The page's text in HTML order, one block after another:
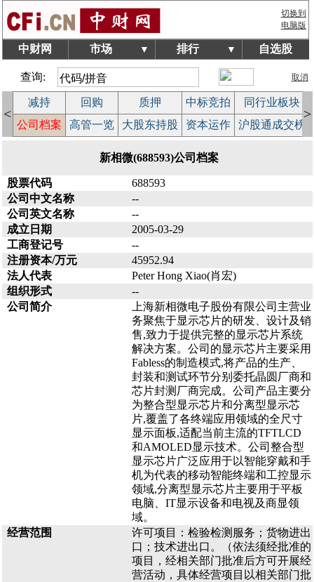
切换到
电脑版
中财网 市场 ▼ 排行 ▼ 自选股
查询: 取消
<
减持 回购 质押 中标竞拍
同行业板块
公司档案 高管一览 大股东持股 资本运作 沪股通成交榜
>
新相微(688593)公司档案
股票代码
688593
公司中文名称
--
公司英文名称
--
成立日期
2005-03-29
工商登记号
--
注册资本/万元
45952.94
法人代表
Peter Hong Xiao(肖宏)
组织形式
--
公司简介
上海新相微电子股份有限公司主营业
务聚焦于显示芯片的研发、设计及销
售,致力于提供完整的显示芯片系统
解决方案。公司的显示芯片主要采用
Fabless的制造模式,将产品的生产、
封装和测试环节分别委托晶圆厂商和
芯片封测厂商完成。公司产品主要分
为整合型显示芯片和分离型显示芯
片,覆盖了各终端应用领域的全尺寸
显示面板,适配当前主流的TFTLCD
和AMOLED显示技术。公司整合型
显示芯片广泛应用于以智能穿戴和手
机为代表的移动智能终端和工控显示
领域,分离型显示芯片主要用于平板
电脑、IT显示设备和电视及商显领
域。
经营范围
许可项目：检验检测服务；货物进出
口；技术进出口。（依法须经批准的
项目，经相关部门批准后方可开展经
营活动，具体经营项目以相关部门批